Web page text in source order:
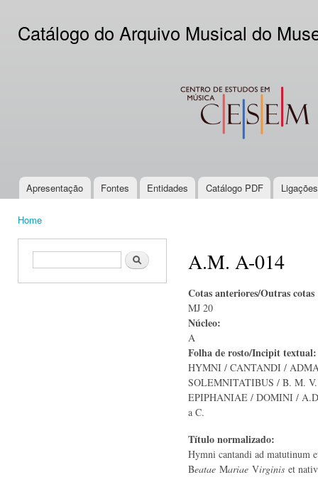
Catálogo do Arquivo Musical do
CESEM
Main menu
Apresentação Fontes Entidades Catálogo PDF
Home
Search form Search A.M. A-014
Cotas anteriores/Outras
MJ 20
Núcleo:
A
Folha de rosto/Incipit
HYMNI / CANTANDI /
SOLEMNITATIBUS / B. M.
EPIPHANIAE / DOMINI /
a C.
Título normalizado:
Hymni cantandi ad matutinum
Beatae Mariae Virginis et